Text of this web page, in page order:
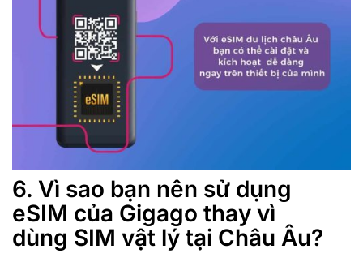
6. Vì sao bạn nên sử dụng
eSIM của Gigago thay vì
dùng SIM vật lý tại Châu Âu?